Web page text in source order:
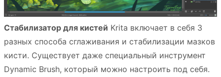
Стабилизатор для кистей Krita включает в себя 3
разных способа сглаживания и стабилизации мазков
кисти. Существует даже специальный инструмент
Dynamic Brush, который можно настроить под себя.